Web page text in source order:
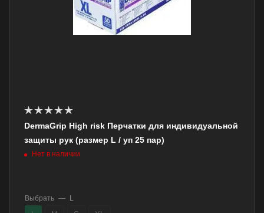
DermaGrip High risk Перчатки для индивидуальной
защиты рук (размер L / уп 25 пар)
Нет в наличии
Выбрать — L